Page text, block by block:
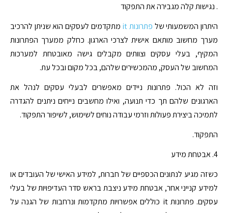
. נגישות קלה מגבירה את התפקוד
היתרון המשמעותי של פתרונות it
מתקדמים לעסקים הוא שניתן להרכיב
מערך מחשוב מותאם אישית לצרכי הארגון. כחלק ממערך הפתרונות
המקיף, בעלי עסקים וצוותים מקבלים גישה מאובטחת למערכות
המחשוב של העסק, מהמכשירים שלהם, בכל מקום ובכל עת.
וזה לא הכול. פתרונות ניידים מאפשרים לבעלי עסקים לנהל את
הארגונים שלהם תך כדי תנועה, ואילו מחשבים נייחים ניתנים להגדרה
לתמיכה ביצירת פעולות וזרמי עבודה נוחים לשימוש, לשיפור התפקוד.
התפקוד.
4. אבטחת מידע
כשזה מגיע לנתונים הכספיים של חברות, למידע האישי של העובדים או
למידע קנייני אחר, אבטחת מידע ניצבת בראש סדר העדיפויות של בעלי
עסקים. פתרונות it כוללים אפשרויות מתקדמות ונרחבות של הגנה על